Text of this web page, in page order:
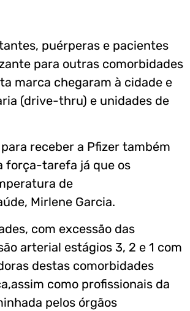
puérperas e pacientes
para outras comorbidades
marca chegaram à cidade e
(drive-thru) e unidades de
receber a Pfizer também
força-tarefa já que os
de
Mirlene Garcia.
com excessão das
arterial estágios 3, 2 e 1 com
destas comorbidades
como profissionais da
pelos órgãos